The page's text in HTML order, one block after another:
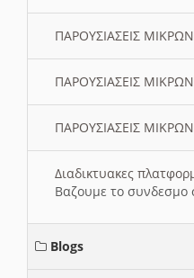
ΠΑΡΟΥΣΙΑΣΕΙΣ
ΠΑΡΟΥΣΙΑΣΕΙΣ
ΠΑΡΟΥΣΙΑΣΕΙΣ
Διαδικτυακες
Βαζουμε το συνδεσμο
Blogs